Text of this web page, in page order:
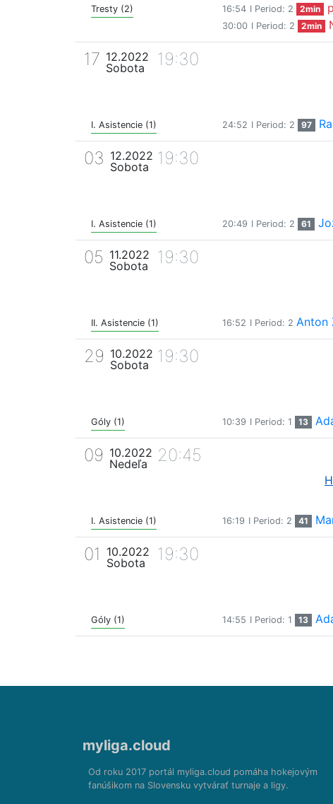
Tresty (2) 16:54 I Period: 2 2min
30:00 I Period: 2 2min
17 12.2022
Sobota
19:30
I. Asistencie (1) 24:52 I Period: 2 97
03 12.2022
Sobota
19:30
I. Asistencie (1) 20:49 I Period: 2 61
05 11.2022
Sobota
19:30
II. Asistencie (1) 16:52 I Period: 2 Anton
29 10.2022
Sobota
19:30
Góly (1) 10:39 I Period: 1 13
09 10.2022
Nedeľa
20:45
I. Asistencie (1) 16:19 I Period: 2 41
01
10.2022
Sobota
19:30
Góly (1) 14:55 I Period: 1 13
myliga.cloud
Od roku 2017 portál myliga.cloud pomáha hokejovým
fanúšikom na Slovensku vytvárať turnaje a ligy.